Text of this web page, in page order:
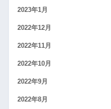
2023年1月
2022年12月
2022年11月
2022年10月
2022年9月
2022年8月